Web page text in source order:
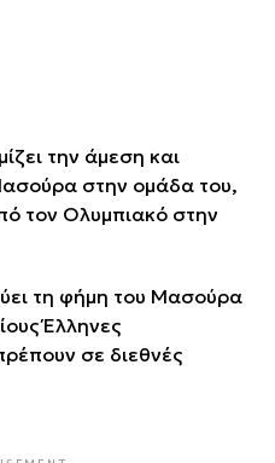
την άμεση και
στην ομάδα του,
τον Ολυμπιακό στην
τη φήμη του Μασούρα
Έλληνες
σε διεθνές